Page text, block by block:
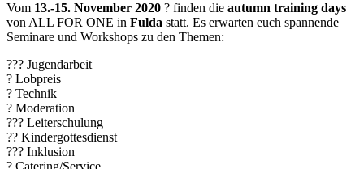
Vom 13.-15. November 2020 ?️ finden die autumn training days
von ALL FOR ONE in Fulda statt. Es erwarten euch spannende
Seminare und Workshops zu den Themen:
??‍? Jugendarbeit
? Lobpreis
?️ Technik
? Moderation
??‍? Leiterschulung
?? Kindergottesdienst
??‍? Inklusion